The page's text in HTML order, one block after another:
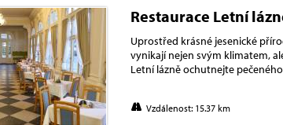
Restaurace Letní
Uprostřed krásné jesenické
vynikají nejen svým klimatem,
Letní lázně ochutnejte
Vzdálenost: 15.37 km